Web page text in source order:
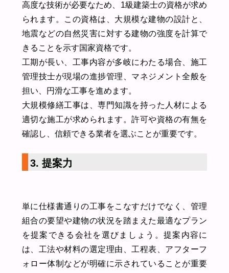
高度な技術が必要なため、1級建築士の資格が求め
られます。この資格は、大規模な建物の設計と、
地震などの自然災害に対する建物の強度を計算で
きることを示す国家資格です。
工期が長い、工事内容が多岐にわたる場合、施工
管理技士が現場の進捗管理、マネジメント全般を
担い、円滑な工事を進めます。
大規模修繕工事は、専門知識を持った人材による
適切な施工が求められます。許可や資格の有無を
確認し、信頼できる業者を選ぶことが重要です。
3. 提案力
単に仕様書通りの工事をこなすだけでなく、管理
組合の要望や建物の状況を踏まえた最適なプラン
を提案できる会社を選びましょう。提案内容に
は、工法や材料の選定理由、工程表、アフターフ
ォロー体制などが明確に示されていることが重要